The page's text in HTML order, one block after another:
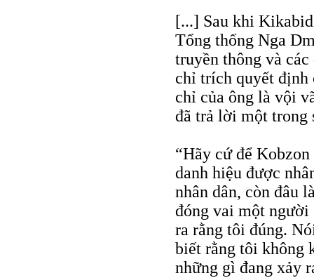
[...] Sau khi
Tổng thống Nga
truyền thông và
chỉ trích quyết định
chỉ của ông là vội
đã trả lời một trong
“Hãy cứ để
danh hiệu được
nhân dân, còn đâu
đóng vai một người
ra rằng tôi đúng.
biết rằng tôi không
những gì đang xảy